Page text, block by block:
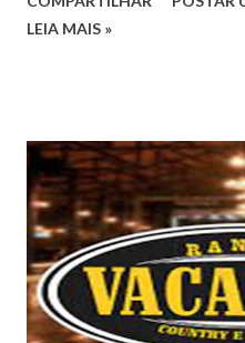
LEIA MAIS »